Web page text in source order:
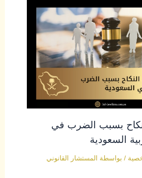
بسبب الضرب في
السعودية
/ بواسطة المستشار القانوني